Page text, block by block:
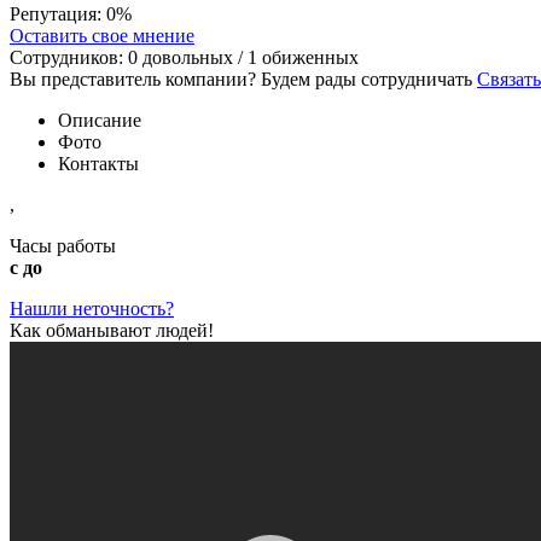
Репутация: 0%
Оставить свое мнение
Сотрудников: 0 довольных / 1 обиженных
Вы представитель компании? Будем рады сотрудничать
Описание
Фото
Контакты
,
Часы работы
с до
Нашли неточность?
Как обманывают людей!